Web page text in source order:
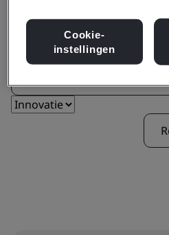
Filteren op:
Cookie-
instellingen